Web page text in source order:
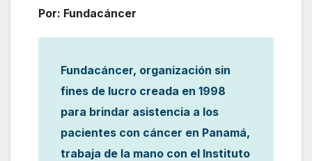
Por: Fundacáncer
Fundacáncer, organización sin
fines de lucro creada en 1998
para brindar asistencia a los
pacientes con cáncer en Panamá,
trabaja de la mano con el Instituto